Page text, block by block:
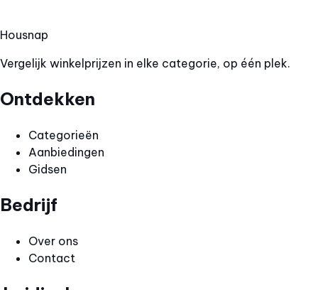
Housnap
Vergelijk winkelprijzen in elke categorie, op één plek.
Ontdekken
Categorieën
Aanbiedingen
Gidsen
Bedrijf
Over ons
Contact